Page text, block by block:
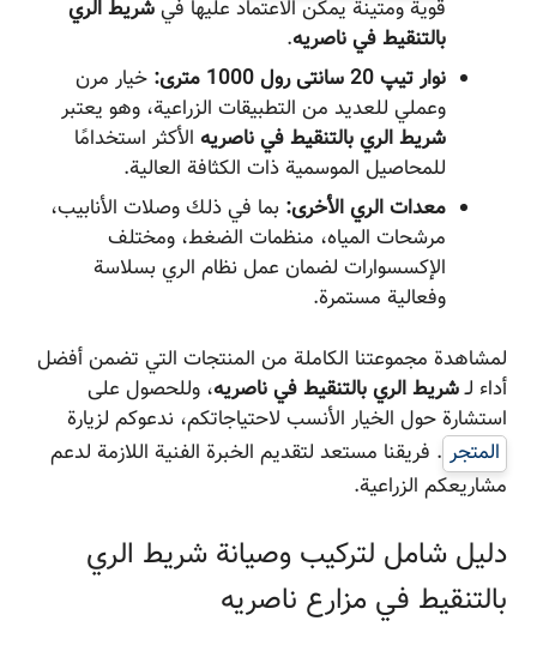
قوية ومتينة يمكن الاعتماد عليها فيشريط الري
بالتنقيط في ناصریه.
نوار تیپ 20 سانتی رول 1000 متری:
خيار مرن
وعملي للعديد من التطبيقات الزراعية، وهو يعتبر
شريط الري بالتنقيط في ناصریه الأكثر استخدامًا
للمحاصيل الموسمية ذات الكثافة العالية.
معدات الري الأخرى: بما في ذلك وصلات الأنابيب،
مرشحات المياه، منظمات الضغط، ومختلف
الإكسسوارات لضمان عمل نظام الري بسلاسة
وفعالية مستمرة.
لمشاهدة مجموعتنا الكاملة من المنتجات التي تضمن أفضل
أداء لـشريط الري بالتنقيط في ناصریه، وللحصول على
استشارة حول الخيار الأنسب لاحتياجاتكم، ندعوكم لزيارة
المتجر . فريقنا مستعد لتقديم الخبرة الفنية اللازمة لدعم
مشاريعكم الزراعية.
دليل شامل لتركيب وصيانة شريط الري
بالتنقيط في مزارع ناصریه